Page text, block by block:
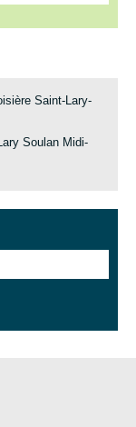
Saint-Lary-
Soulan Midi-